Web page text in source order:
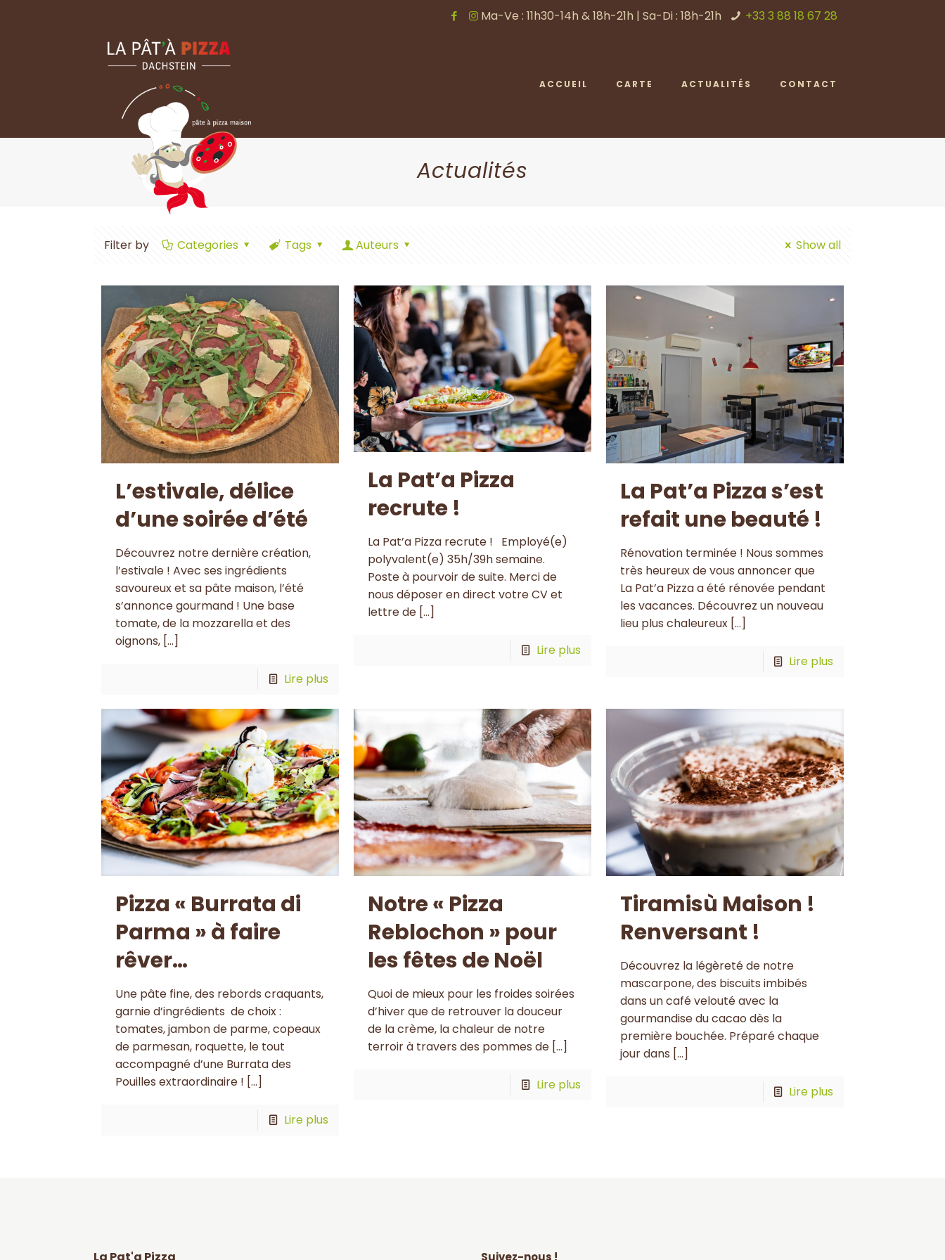
Ma-Ve : 11h30-14h & 18h-21h | Sa-Di : 18h-21h +33 3 88 18 67 28
ACCUEIL CARTE ACTUALITÉS CONTACT
Actualités
Filter by Categories Tags Auteurs Show all
L’estivale, délice
d’une soirée d’été
Découvrez notre dernière création,
l’estivale ! Avec ses ingrédients
savoureux et sa pâte maison, l’été
s’annonce gourmand ! Une base
tomate, de la mozzarella et des
oignons,[…]
Lire plus
La Pat’a Pizza
recrute !
La Pat’a Pizza recrute ! Employé(e)
polyvalent(e) 35h/39h semaine.
Poste à pourvoir de suite. Merci de
nous déposer en direct votre CV et
lettre de […]
Lire plus
La Pat’a Pizza s’est
refait une beauté !
Rénovation terminée ! Nous sommes
très heureux de vous annoncer que
La Pat’a Pizza a été rénovée pendant
les vacances. Découvrez un nouveau
lieu plus chaleureux […]
Lire plus
Pizza « Burrata di
Parma » à faire
rêver…
Une pâte fine, des rebords craquants,
garnie d’ingrédients de choix :
tomates, jambon de parme, copeaux
de parmesan, roquette, le tout
accompagné d’une Burrata des
Pouilles extraordinaire ! […]
Lire plus
Notre « Pizza
Reblochon » pour
les fêtes de Noël
Quoi de mieux pour les froides soirées
d’hiver que de retrouver la douceur
de la crème, la chaleur de notre
terroir à travers des pommes de […]
Lire plus
Tiramisù Maison !
Renversant !
Découvrez la légèreté de notre
mascarpone, des biscuits imbibés
dans un café velouté avec la
gourmandise du cacao dès la
première bouchée. Préparé chaque
jour dans […]
Lire plus
La Pat'a Pizza Suivez-nous !